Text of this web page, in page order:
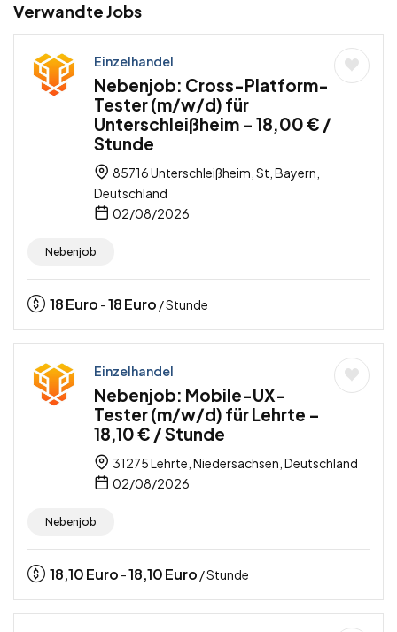
Verwandte Jobs
Einzelhandel
Nebenjob: Cross-Platform-
Tester (m/w/d) für
Unterschleißheim – 18,00 € /
Stunde
85716 Unterschleißheim, St, Bayern,
Deutschland
02/08/2026
Nebenjob
18Euro -18Euro / Stunde
Einzelhandel
Nebenjob: Mobile-UX-
Tester (m/w/d) für Lehrte –
18,10 € / Stunde
31275 Lehrte, Niedersachsen, Deutschland
02/08/2026
Nebenjob
18,10Euro -18,10Euro / Stunde